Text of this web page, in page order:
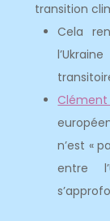
transition
Cela
n’est «
entre